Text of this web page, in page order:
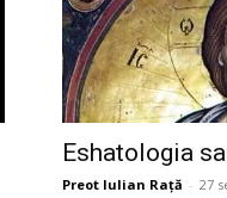
Eshatologia
Preot Iulian Raţă - 27